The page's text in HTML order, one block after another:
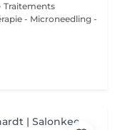
Traitements
- Microneedling -